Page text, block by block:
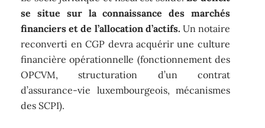
se situe sur la connaissance des marchés
financiers et de l’allocation d’actifs. Un notaire
reconverti en CGP devra acquérir une culture
financière opérationnelle (fonctionnement des
OPCVM, structuration d’un contrat
d’assurance-vie luxembourgeois, mécanismes
des SCPI).